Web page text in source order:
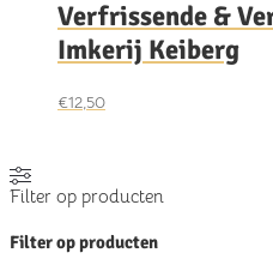
Verfrissende &
Imkerij Keiberg
€12,50
Filter op producten
Filter op producten